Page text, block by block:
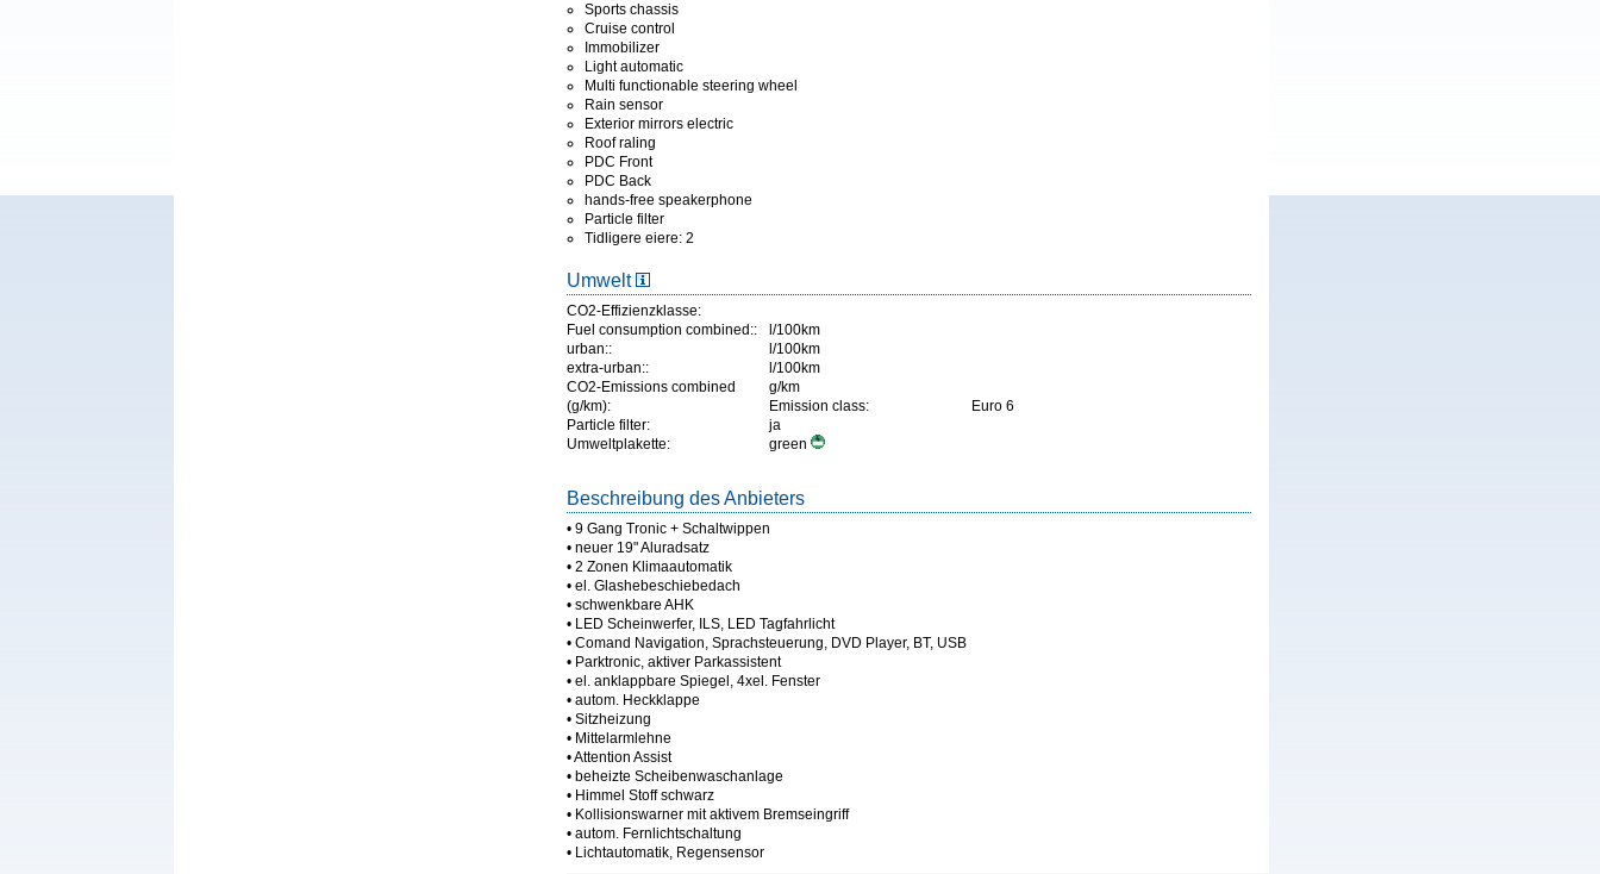
Sports chassis
Cruise control
Immobilizer
Light automatic
Multi functionable steering wheel
Rain sensor
Exterior mirrors electric
Roof raling
PDC Front
PDC Back
hands-free speakerphone
Particle filter
Tidligere eiere: 2
Umwelt
CO2-Effizienzklasse:
Fuel consumption combined::
l/100km
urban::
l/100km
extra-urban::
l/100km
CO2-Emissions combined
(g/km):
g/km
Emission class:
Euro 6
Particle filter:
ja
Umweltplakette:
green
Beschreibung des Anbieters
• 9 Gang Tronic + Schaltwippen
• neuer 19" Aluradsatz
• 2 Zonen Klimaautomatik
• el. Glashebeschiebedach
• schwenkbare AHK
• LED Scheinwerfer, ILS, LED Tagfahrlicht
• Comand Navigation, Sprachsteuerung, DVD Player, BT, USB
• Parktronic, aktiver Parkassistent
• el. anklappbare Spiegel, 4xel. Fenster
• autom. Heckklappe
• Sitzheizung
• Mittelarmlehne
• Attention Assist
• beheizte Scheibenwaschanlage
• Himmel Stoff schwarz
• Kollisionswarner mit aktivem Bremseingriff
• autom. Fernlichtschaltung
• Lichtautomatik, Regensensor